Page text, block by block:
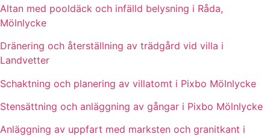
Altan med pooldäck och infälld belysning i Råda,
Mölnlycke
Dränering och återställning av trädgård vid villa i
Landvetter
Schaktning och planering av villatomt i Pixbo Mölnlycke
Stensättning och anläggning av gångar i Pixbo Mölnlycke
Anläggning av uppfart med marksten och granitkant i